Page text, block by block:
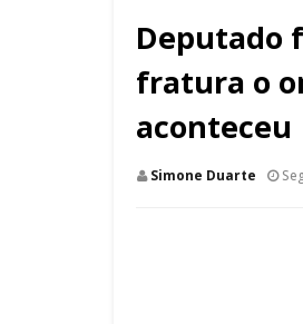
Deputado
fratura o
aconteceu
Simone Duarte